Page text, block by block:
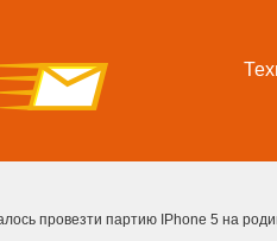
провезти партию ІPhone 5 на